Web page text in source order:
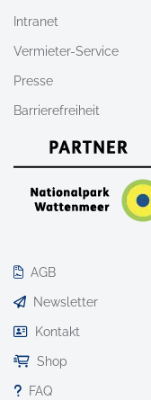
Intranet
Vermieter-Service
Presse
Barrierefreiheit
AGB
Newsletter
Kontakt
Shop
FAQ